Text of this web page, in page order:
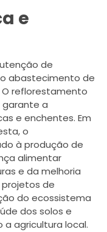
e
de
abastecimento de
reflorestamento
garante a
e enchentes. Em
o
à produção de
alimentar
e da melhoria
de
do ecossistema
dos solos e
a agricultura local.